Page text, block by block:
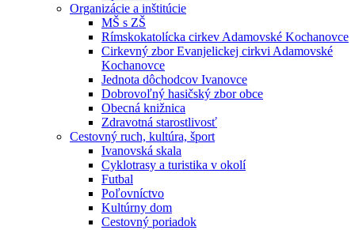
Organizácie a inštitúcie
MŠ s ZŠ
Rímskokatolícka cirkev Adamovské Kochanovce
Cirkevný zbor Evanjelickej cirkvi Adamovské
Kochanovce
Jednota dôchodcov Ivanovce
Dobrovoľný hasičský zbor obce
Obecná knižnica
Zdravotná starostlivosť
Cestovný ruch, kultúra, šport
Ivanovská skala
Cyklotrasy a turistika v okolí
Futbal
Poľovníctvo
Kultúrny dom
Cestovný poriadok